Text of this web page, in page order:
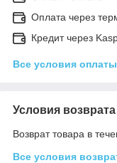
Оплата через
Кредит через
Все условия оплаты
Условия возврата
Возврат товара в
Все условия